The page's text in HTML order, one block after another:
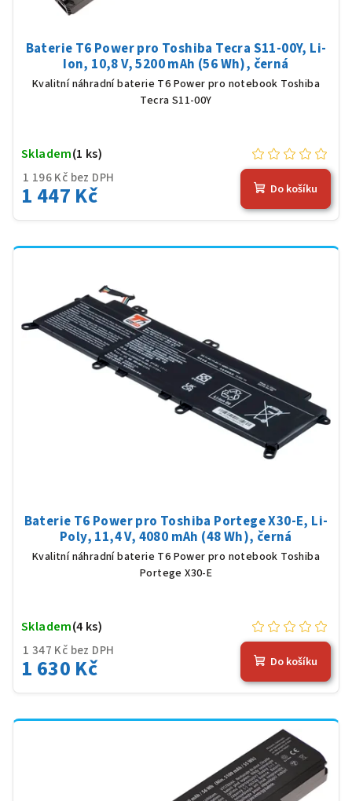
Baterie T6 Power pro Toshiba Tecra S11-00Y, Li-
Ion, 10,8 V, 5200 mAh (56 Wh), černá
Kvalitní náhradní baterie T6 Power pro notebook Toshiba
Tecra S11-00Y
1 196 Kč bez DPH
1 447 Kč
Skladem(1 ks)
Do košíku
Baterie T6 Power pro Toshiba Portege X30-E, Li-
Poly, 11,4 V, 4080 mAh (48 Wh), černá
Kvalitní náhradní baterie T6 Power pro notebook Toshiba
Portege X30-E
1 347 Kč bez DPH
1 630 Kč
Skladem(4 ks)
Do košíku